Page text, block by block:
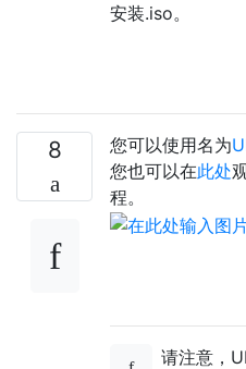
安装.iso。
8 您可以使用名为
您也可以在此处
程。
请注意，